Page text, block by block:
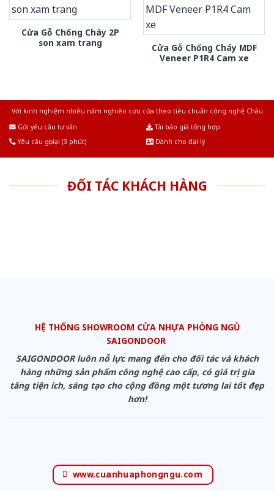
Cửa Gỗ Chống Cháy 2P
son xam trang
Cửa Gỗ Chống Cháy MDF
Veneer P1R4 Cam xe
Với kinh nghiệm nhiêu năm nghiên cứu cửa theo tiêu chuẩn công nghệ Châu
Gửi yêu cầu tư vấn
Tải báo giá tổng hợp
Yêu cầu gọi lại (3 phút)
Dành cho đại lý
ĐỐI TÁC KHÁCH HÀNG
HỆ THỐNG SHOWROOM CỬA NHỰA PHÒNG NGỦ
SAIGONDOOR
SAIGONDOOR luôn nỗ lực mang đến cho đối tác và khách
hàng những sản phẩm công nghệ cao cấp, có giá trị gia
tăng tiện ích, sáng tạo cho cộng đồng một tương lai tốt đẹp
hơn!
www.cuanhuaphongngu.com